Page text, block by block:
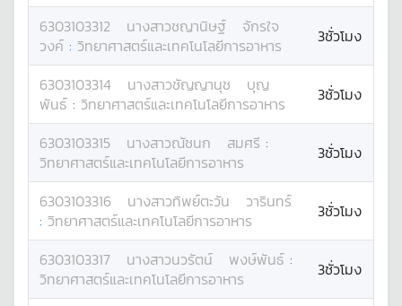
6303103312 นางสาวชญานิษฐ์
จักรใจ
วงค์ : วิทยาศาสตร์และเทคโนโลยีการอาหาร 3ชั่วโมง
6303103314 นางสาวชัญญานุช
บุญ
พันธ์ : วิทยาศาสตร์และเทคโนโลยีการอาหาร 3ชั่วโมง
6303103315 นางสาวณัชนก สมศรี :
วิทยาศาสตร์และเทคโนโลยีการอาหาร
3ชั่วโมง
6303103316 นางสาวทิพย์ตะวัน
วารินทร์
: วิทยาศาสตร์และเทคโนโลยีการอาหาร 3ชั่วโมง
6303103317 นางสาวนวรัตน์ พงษ์พันธ์ :
วิทยาศาสตร์และเทคโนโลยีการอาหาร
3ชั่วโมง